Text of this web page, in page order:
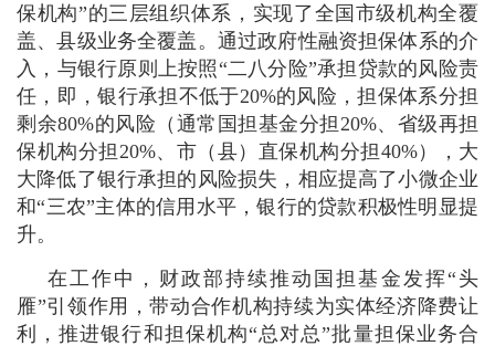
保机构”的三层组织体系，实现了全国市级机构全覆
盖、县级业务全覆盖。通过政府性融资担保体系的介
入，与银行原则上按照“二八分险”承担贷款的风险责
任，即，银行承担不低于20%的风险，担保体系分担
剩余80%的风险（通常国担基金分担20%、省级再担
保机构分担20%、市（县）直保机构分担40%），大
大降低了银行承担的风险损失，相应提高了小微企业
和“三农”主体的信用水平，银行的贷款积极性明显提
升。
在工作中，财政部持续推动国担基金发挥“头
雁”引领作用，带动合作机构持续为实体经济降费让
利，推进银行和担保机构“总对总”批量担保业务合